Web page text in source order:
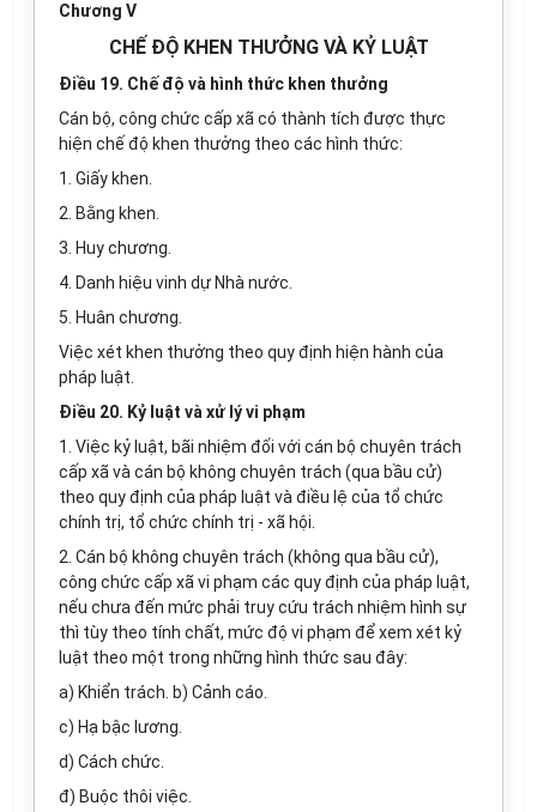
Chương V
CHẾ ĐỘ KHEN THƯỞNG VÀ KỶ LUẬT
Điều 19. Chế độ và hình thức khen thưởng
Cán bộ, công chức cấp xã có thành tích được thực
hiện chế độ khen thưởng theo các hình thức:
1. Giấy khen.
2. Bằng khen.
3. Huy chương.
4. Danh hiệu vinh dự Nhà nước.
5. Huân chương.
Việc xét khen thưởng theo quy định hiện hành của
pháp luật.
Điều 20. Kỷ luật và xử lý vi phạm
1. Việc kỷ luật, bãi nhiệm đối với cán bộ chuyên trách
cấp xã và cán bộ không chuyên trách (qua bầu cử)
theo quy định của pháp luật và điều lệ của tổ chức
chính trị, tổ chức chính trị - xã hội.
2. Cán bộ không chuyên trách (không qua bầu cử),
công chức cấp xã vi phạm các quy định của pháp luật,
nếu chưa đến mức phải truy cứu trách nhiệm hình sự
thì tùy theo tính chất, mức độ vi phạm để xem xét kỷ
luật theo một trong những hình thức sau đây:
a) Khiển trách. b) Cảnh cáo.
c) Hạ bậc lương.
d) Cách chức.
đ) Buộc thôi việc.